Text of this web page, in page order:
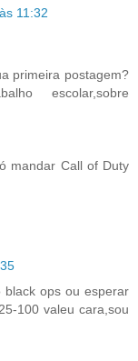
11:32
primeira postagem?
escolar,sobre
mandar Call of Duty
ops ou esperar
100 valeu cara,sou